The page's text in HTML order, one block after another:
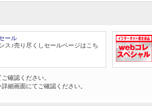
ール
ス♪売り尽くしセールページはこち
確認ください。
細画面にてご確認ください。